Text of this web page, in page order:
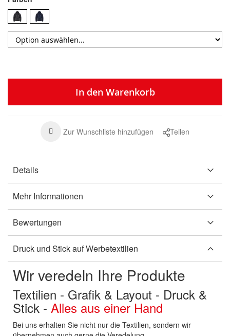
In den Warenkorb
Zur Wunschliste hinzufügen Teilen
Details
Mehr Informationen
Bewertungen
Druck und Stick auf Werbetextilien
Wir veredeln Ihre Produkte
Textilien - Grafik & Layout - Druck &
Stick - Alles aus einer Hand
Bei uns erhalten Sie nicht nur die Textilien, sondern wir